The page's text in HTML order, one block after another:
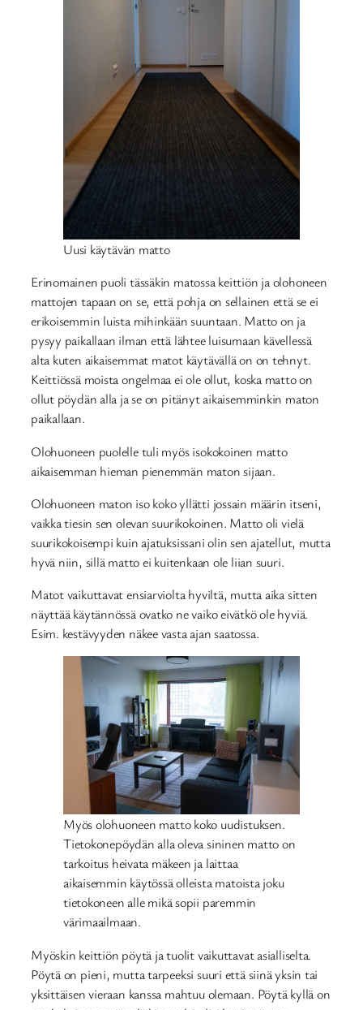
Uusi käytävän matto
Erinomainen puoli tässäkin matossa keittiön ja olohoneen
mattojen tapaan on se, että pohja on sellainen että se ei
erikoisemmin luista mihinkään suuntaan. Matto on ja
pysyy paikallaan ilman että lähtee luisumaan kävellessä
alta kuten aikaisemmat matot käytävällä on on tehnyt.
Keittiössä moista ongelmaa ei ole ollut, koska matto on
ollut pöydän alla ja se on pitänyt aikaisemminkin maton
paikallaan.
Olohuoneen puolelle tuli myös isokokoinen matto
aikaisemman hieman pienemmän maton sijaan.
Olohuoneen maton iso koko yllätti jossain määrin itseni,
vaikka tiesin sen olevan suurikokoinen. Matto oli vielä
suurikokoisempi kuin ajatuksissani olin sen ajatellut, mutta
hyvä niin, sillä matto ei kuitenkaan ole liian suuri.
Matot vaikuttavat ensiarviolta hyviltä, mutta aika sitten
näyttää käytännössä ovatko ne vaiko eivätkö ole hyviä.
Esim. kestävyyden näkee vasta ajan saatossa.
Myös olohuoneen matto koko uudistuksen.
Tietokonepöydän alla oleva sininen matto on
tarkoitus heivata mäkeen ja laittaa
aikaisemmin käytössä olleista matoista joku
tietokoneen alle mikä sopii paremmin
värimaailmaan.
Myöskin keittiön pöytä ja tuolit vaikuttavat asialliselta.
Pöytä on pieni, mutta tarpeeksi suuri että siinä yksin tai
yksittäisen vieraan kanssa mahtuu olemaan. Pöytä kyllä on